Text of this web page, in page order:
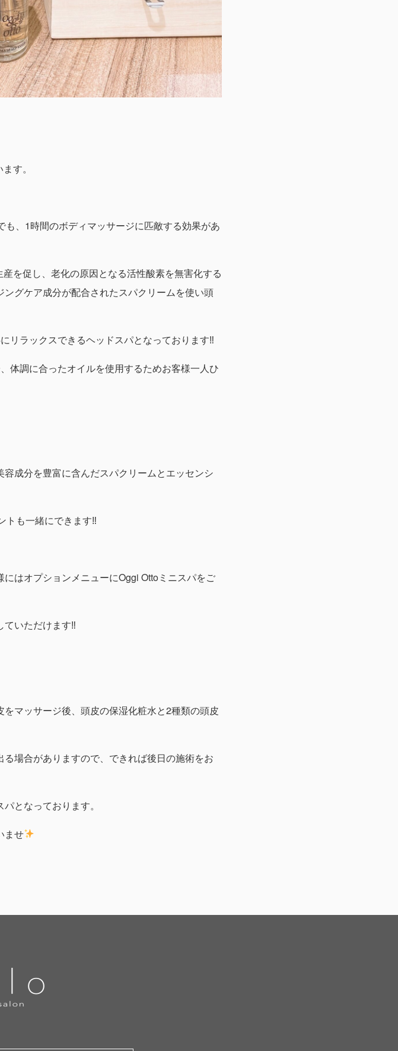
す。
、1時間のボディマッサージに匹敵する効果があ
を促し、老化の原因となる活性酸素を無害化する
グケア成分が配合されたスパクリームを使い頭
リラックスできるヘッドスパとなっております‼︎
体調に合ったオイルを使用するためお客様一人ひ
成分を豊富に含んだスパクリームとエッセンシ
トも一緒にできます‼︎
はオプションメニューにOggi Ottoミニスパをご
ていただけます‼︎
マッサージ後、頭皮の保湿化粧水と2種類の頭皮
場合がありますので、できれば後日の施術をお
となっております。
ませ